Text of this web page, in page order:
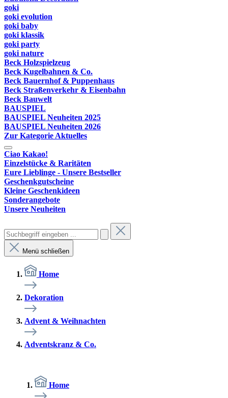
goki
goki evolution
goki baby
goki klassik
goki party
goki nature
Beck Holzspielzeug
Beck Kugelbahnen & Co.
Beck Bauernhof & Puppenhaus
Beck Straßenverkehr & Eisenbahn
Beck Bauwelt
BAUSPIEL
BAUSPIEL Neuheiten 2025
BAUSPIEL Neuheiten 2026
Zur Kategorie Aktuelles
Ciao Kakao!
Einzelstücke & Raritäten
Eure Lieblinge - Unsere Bestseller
Geschenkgutscheine
Kleine Geschenkideen
Sonderangebote
Unsere Neuheiten
Menü schließen
Home
Dekoration
Advent & Weihnachten
Adventskranz & Co.
Home